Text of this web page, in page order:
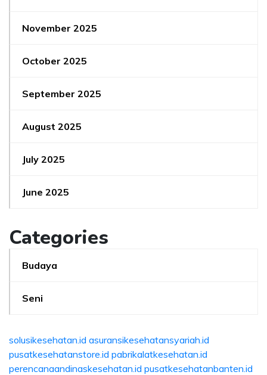
November 2025
October 2025
September 2025
August 2025
July 2025
June 2025
Categories
Budaya
Seni
solusikesehatan.id asuransikesehatansyariah.id
pusatkesehatanstore.id pabrikalatkesehatan.id
perencanaandinaskesehatan.id pusatkesehatanbanten.id